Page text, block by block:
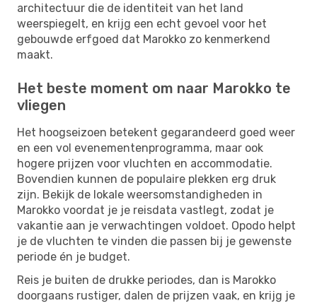
architectuur die de identiteit van het land
weerspiegelt, en krijg een echt gevoel voor het
gebouwde erfgoed dat Marokko zo kenmerkend
maakt.
Het beste moment om naar Marokko te
vliegen
Het hoogseizoen betekent gegarandeerd goed weer
en een vol evenementenprogramma, maar ook
hogere prijzen voor vluchten en accommodatie.
Bovendien kunnen de populaire plekken erg druk
zijn. Bekijk de lokale weersomstandigheden in
Marokko voordat je je reisdata vastlegt, zodat je
vakantie aan je verwachtingen voldoet. Opodo helpt
je de vluchten te vinden die passen bij je gewenste
periode én je budget.
Reis je buiten de drukke periodes, dan is Marokko
doorgaans rustiger, dalen de prijzen vaak, en krijg je